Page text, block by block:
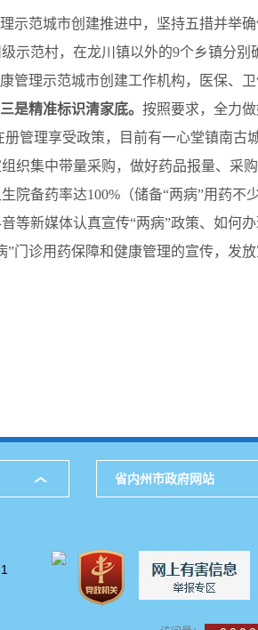
示范城市创建推进中，坚持五措并举确
示范村，在龙川镇以外的9个乡镇分
管理示范城市创建工作机构，医保、
三是精准标识清家底。 按照要求，全力
管理享受政策，目前有一心堂镇南
织集中带量采购，做好药品报量、采
备药率达100%（储备“两病”用药不
等新媒体认真宣传“两病”政策、如何
门诊用药保障和健康管理的宣传，发
省内州市政府网站